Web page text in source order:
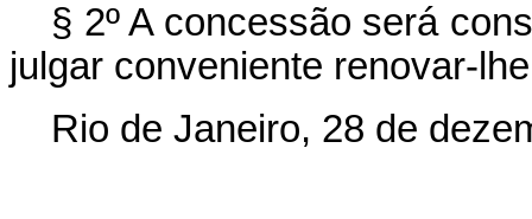
§ 2º A concessão será
julgar conveniente renovar-
Rio de Janeiro, 28 de